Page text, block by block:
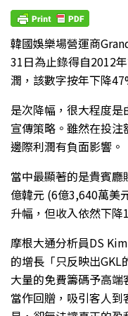
韓國娛樂場營運商
31日為止錄得自2012
潤，該數字按年下降
是次降幅，很大程度
宣傳策略。雖然在投
邊際利潤有負面影響。
當中最顯著的是貴賓
億韓元 (6億3,640萬美
升幅，但收入依然下降
摩根大通分析員DS
的增長「只反映出
大量的免費籌碼予高
當作回贈，吸引客人